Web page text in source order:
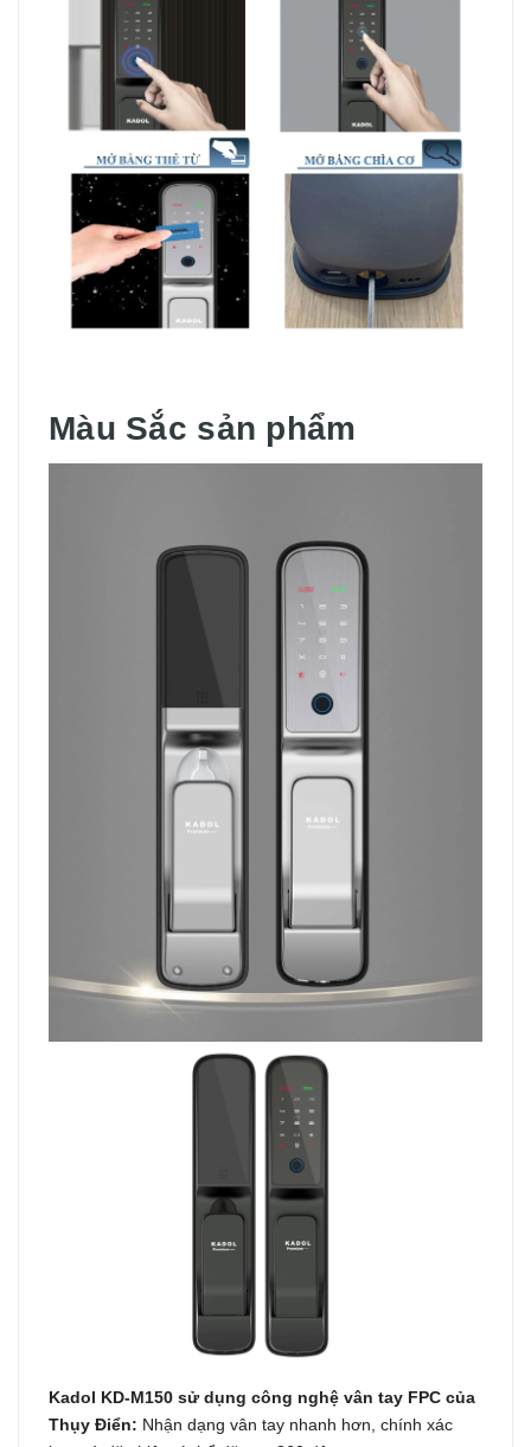
Màu Sắc sản phẩm
Kadol KD-M150 sử dụng công nghệ vân tay FPC của
Thụy Điển: Nhận dạng vân tay nhanh hơn, chính xác